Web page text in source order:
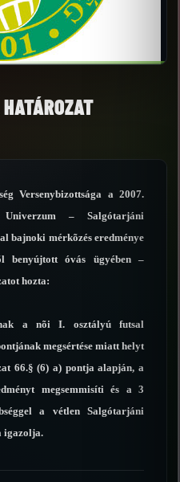
Versenybizottsága a 2007.
– Salgótarjáni
bajnoki mérkõzés eredménye
benyújtottóvás ügyében –
hozta:
a nõi I. osztályú futsal
megsértése miatt helyt
66.§ (6) a) pontja alapján, a
megsemmisíti és a 3
a vétlen Salgótarjáni
igazolja.